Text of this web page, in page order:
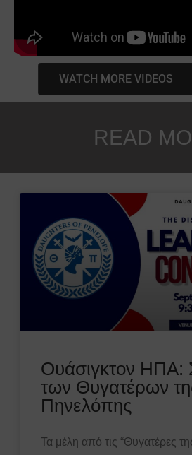
WATCH MORE VIDEOS
READ
Ουάσιγκτον ΗΠΑ:
των Θυγατέρων
Πηνελόπης
Τα μέλη από τις “Θυγατέρες